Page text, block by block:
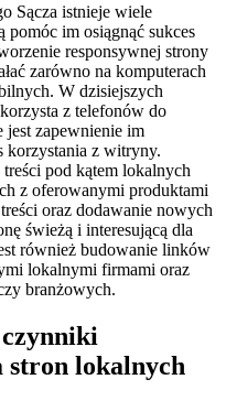
Sącza istnieje wiele
im osiągnąć sukces
responsywnej strony
zarówno na komputerach
W dzisiejszych
z telefonów do
jest zapewnienie im
korzystania z witryny.
pod kątem lokalnych
z oferowanymi produktami
oraz dodawanie nowych
świeżą i interesującą dla
również budowanie linków
lokalnymi firmami oraz
branżowych.
stron lokalnych